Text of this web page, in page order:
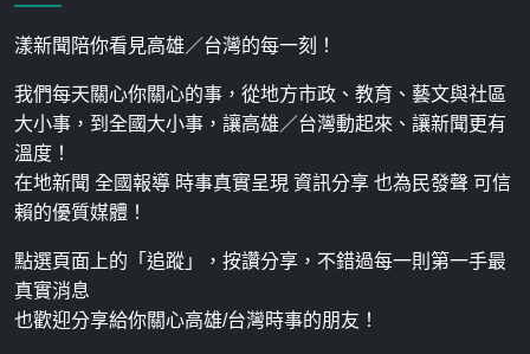
漾新聞陪你看見高雄／台灣的每一刻！
我們每天關心你關心的事，從地方市政、教育、藝文與社區
大小事，到全國大小事，讓高雄／台灣動起來、讓新聞更有
溫度！
在地新聞 全國報導 時事真實呈現 資訊分享 也為民發聲 可信
賴的優質媒體！
點選頁面上的「追蹤」，按讚分享，不錯過每一則第一手最
真實消息
也歡迎分享給你關心高雄/台灣時事的朋友！